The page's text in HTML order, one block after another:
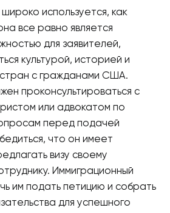
используется, как
все равно является
для заявителей,
культурой, историей и
с гражданами США.
проконсультироваться с
или адвокатом по
перед подачей
что он имеет
визу своему
Иммиграционный
им подать петицию и собрать
для успешного